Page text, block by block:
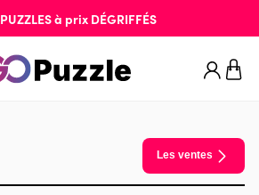
PUZZLESà prix DÉGRIFFÉS
Les ventes